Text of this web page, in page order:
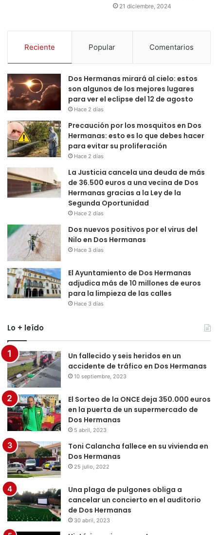
21 diciembre, 2024
Reciente Popular Comentarios
Dos Hermanas mirará al cielo: estos
son algunos de los mejores lugares
para ver el eclipse del 12 de agosto
Hace 2 días
Precaución por los mosquitos en Dos
Hermanas: esto es lo que debes hacer
para evitar su proliferación
Hace 2 días
La Justicia cancela una deuda de más
de 36.500 euros a una vecina de Dos
Hermanas gracias a la Ley de la
Segunda Oportunidad
Hace 2 días
Dos nuevos positivos por el virus del
Nilo en Dos Hermanas
Hace 3 días
El Ayuntamiento de Dos Hermanas
adjudica más de 10 millones de euros
para la limpieza de las calles
Hace 3 días
Lo + leído
Un fallecido y seis heridos en un
accidente de tráfico en Dos Hermanas
10 septiembre, 2023
El Sorteo de la ONCE deja 350.000 euros
en la puerta de un supermercado de
Dos Hermanas
5 abril, 2023
Toni Calancha fallece en su vivienda en
Dos Hermanas
25 julio, 2022
Una plaga de pulgones obliga a
cancelar un concierto en el auditorio
de Dos Hermanas
30 abril, 2023